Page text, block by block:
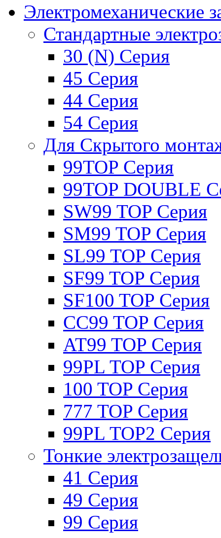
Электромеханические
Стандартные
30 (N) Серия
45 Серия
44 Серия
54 Серия
Для Скрытого
99TOP Серия
99TOP DOUBLE
SW99 TOP Серия
SM99 TOP Серия
SL99 TOP Серия
SF99 TOP Серия
SF100 TOP Серия
CC99 TOP Серия
AT99 TOP Серия
99PL TOP Серия
100 TOP Серия
777 TOP Серия
99PL TOP2 Серия
Тонкие
41 Серия
49 Серия
99 Серия